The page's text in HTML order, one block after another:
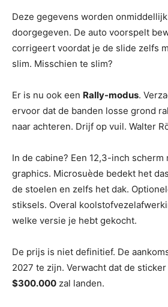
Deze gegevens worden
doorgegeven. De auto voorspelt
corrigeert voordat je de slide zelfs
slim. Misschien te slim?
Er is nu ook een Rally-modus.
ervoor dat de banden losse grond
naar achteren. Drijf op vuil. Walter
In de cabine? Een 12,3-inch scherm
graphics. Microsuède bedekt het
de stoelen en zelfs het dak.
stiksels. Overal
welke versie je hebt gekocht.
De prijs is niet definitief. De
2027 te zijn. Verwacht dat de
$300.000 zal landen.